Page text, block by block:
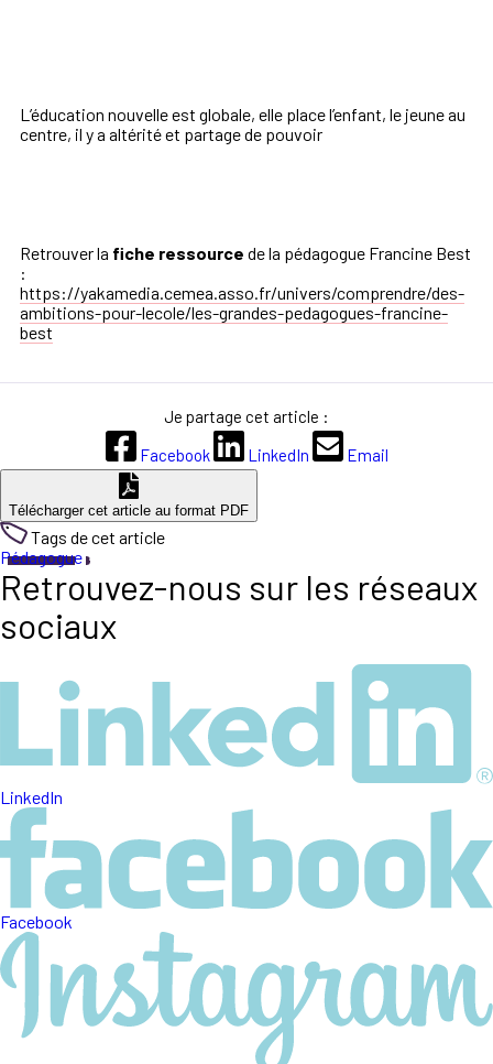
L’éducation nouvelle est globale, elle place l’enfant, le jeune au
centre, il y a altérité et partage de pouvoir
Retrouver la fiche ressource de la pédagogue Francine Best
:
https://yakamedia.cemea.asso.fr/univers/comprendre/des-
ambitions-pour-lecole/les-grandes-pedagogues-francine-
best
Je partage cet article :
Facebook
LinkedIn Email
Télécharger cet article au format PDF
Tags de cet article
Pédagogue
Retrouvez-nous sur les réseaux
sociaux
LinkedIn
Facebook